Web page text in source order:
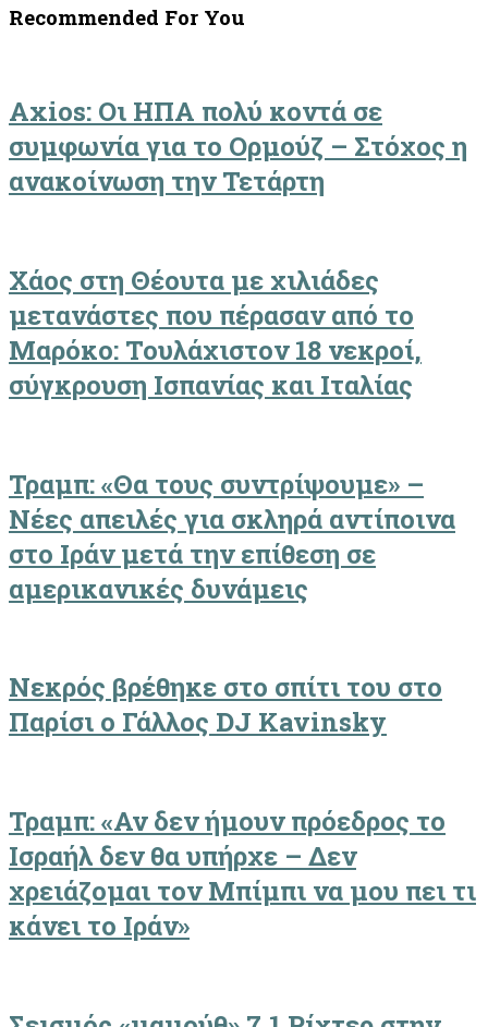
Recommended For You
Axios: Οι ΗΠΑ πολύ κοντά σε
συμφωνία για το Ορμούζ – Στόχος η
ανακοίνωση την Τετάρτη
Χάος στη Θέουτα με χιλιάδες
μετανάστες που πέρασαν από το
Μαρόκο: Τουλάχιστον 18 νεκροί,
σύγκρουση Ισπανίας και Ιταλίας
Τραμπ: «Θα τους συντρίψουμε» –
Νέες απειλές για σκληρά αντίποινα
στο Ιράν μετά την επίθεση σε
αμερικανικές δυνάμεις
Νεκρός βρέθηκε στο σπίτι του στο
Παρίσι ο Γάλλος DJ Kavinsky
Τραμπ: «Αν δεν ήμουν πρόεδρος το
Ισραήλ δεν θα υπήρχε – Δεν
χρειάζομαι τον Μπίμπι να μου πει τι
κάνει το Ιράν»